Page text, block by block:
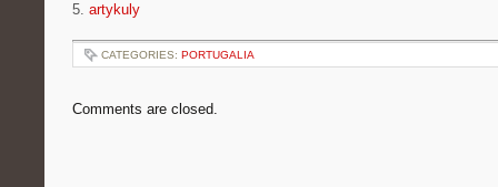
5. artykuly
CATEGORIES: PORTUGALIA
Comments are closed.